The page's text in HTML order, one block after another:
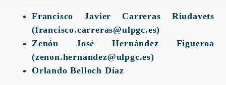
Francisco Javier Carreras Riudavets
(francisco.carreras@ulpgc.es)
Zenón José Hernández Figueroa
(zenon.hernandez@ulpgc.es)
Orlando Belloch Díaz